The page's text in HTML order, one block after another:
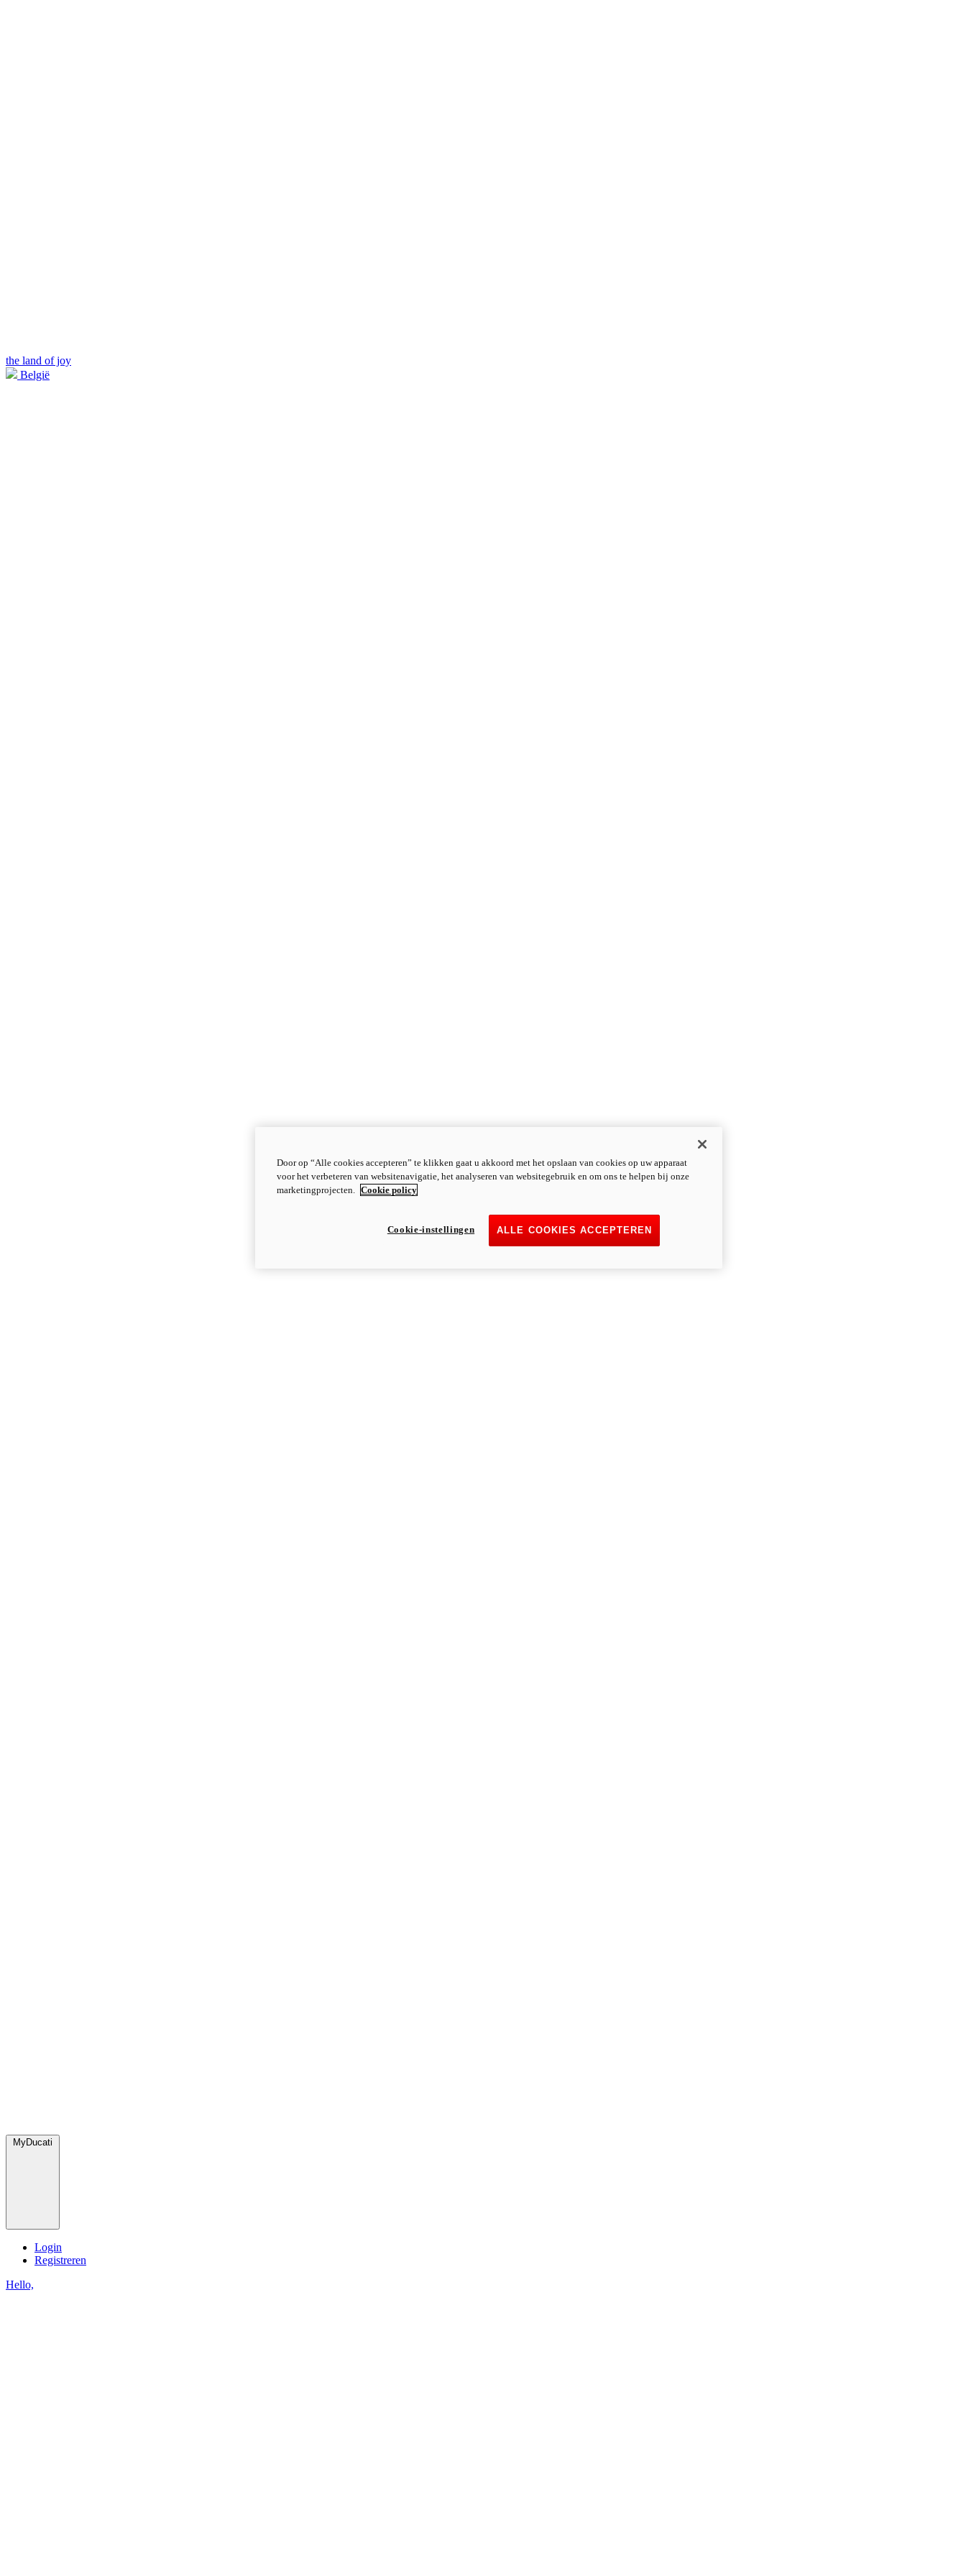
the land of joy
België
MyDucati
Login
Registreren
Hello,
Door op “Alle cookies accepteren” te klikken gaat u akkoord met het opslaan van cookies op uw apparaat
voor het verbeteren van websitenavigatie, het analyseren van websitegebruik en om ons te helpen bij onze
marketingprojecten. Cookie policy
ALLE COOKIES ACCEPTEREN
Cookie-instellingen